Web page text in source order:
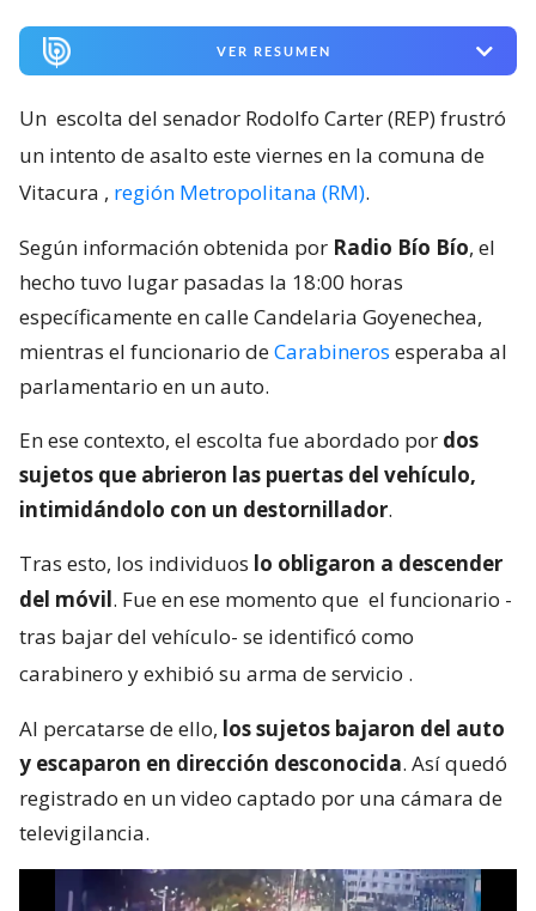
VER RESUMEN
Un escolta del senador Rodolfo Carter (REP) frustró
un intento de asalto este viernes en la comuna de
Vitacura , región Metropolitana (RM).
Según información obtenida por Radio Bío Bío, el
hecho tuvo lugar pasadas la 18:00 horas
específicamente en calle Candelaria Goyenechea,
mientras el funcionario deCarabineros esperaba al
parlamentario en un auto.
En ese contexto, el escolta fue abordado por dos
sujetos que abrieron las puertas del vehículo,
intimidándolo con un destornillador.
Tras esto, los individuos lo obligaron a descender
del móvil. Fue en ese momento que el funcionario -
tras bajar del vehículo- se identificó como
carabinero y exhibió su arma de servicio .
Al percatarse de ello, los sujetos bajaron del auto
y escaparon en dirección desconocida. Así quedó
registrado en un video captado por una cámara de
televigilancia.